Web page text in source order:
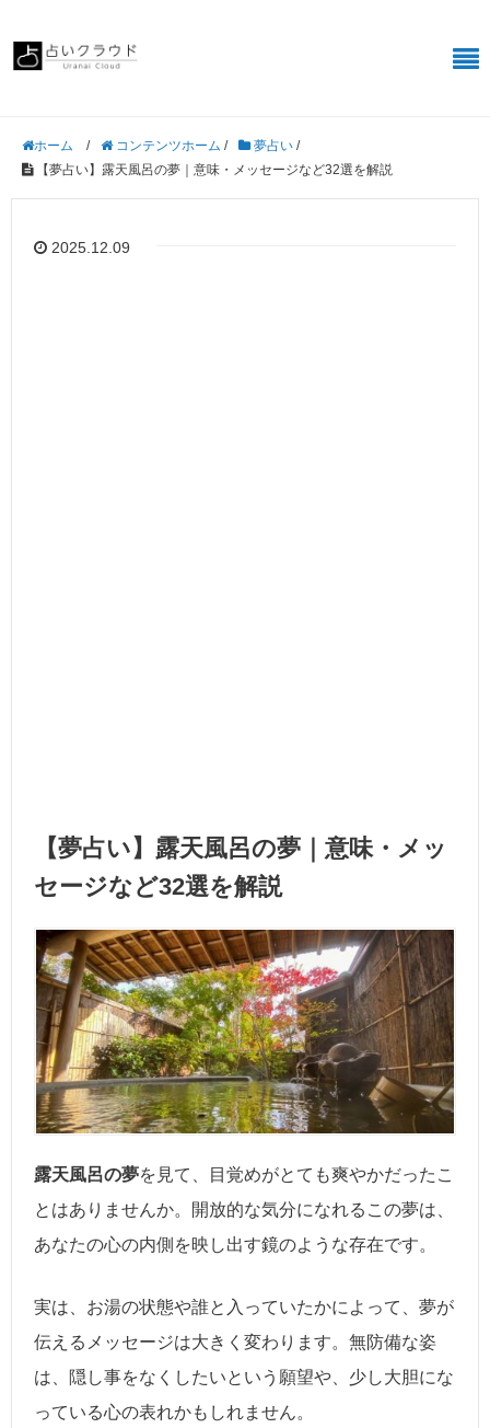
ホーム / コンテンツホーム / 夢占い /
【夢占い】露天風呂の夢｜意味・メッセージなど32選を解説
2025.12.09
【夢占い】露天風呂の夢｜意味・メッ
セージなど32選を解説
露天風呂の夢を見て、目覚めがとても爽やかだったこ
とはありませんか。開放的な気分になれるこの夢は、
あなたの心の内側を映し出す鏡のような存在です。
実は、お湯の状態や誰と入っていたかによって、夢が
伝えるメッセージは大きく変わります。無防備な姿
は、隠し事をなくしたいという願望や、少し大胆にな
っている心の表れかもしれません。